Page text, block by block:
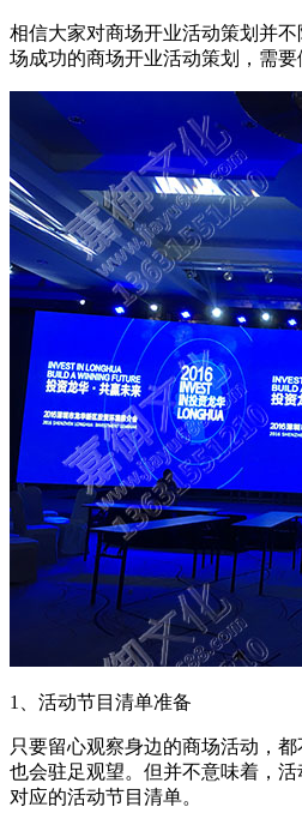
相信大家对商场开业活动策划并
场成功的商场开业活动策划，需
1、活动节目清单准备
只要留心观察身边的商场活动，
也会驻足观望。但并不意味着，
对应的活动节目清单。